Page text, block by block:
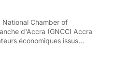
National Chamber of
d'Accra (GNCCI Accra
économiques issus...